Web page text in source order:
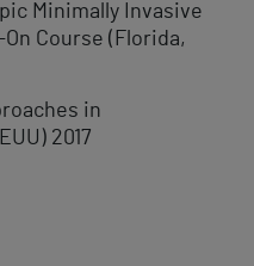
Minimally Invasive
Course (Florida,
in
2017